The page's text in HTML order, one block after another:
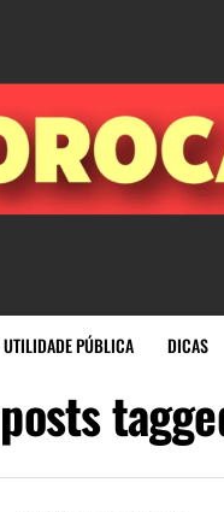
UTILIDADE PÚBLICA DICAS